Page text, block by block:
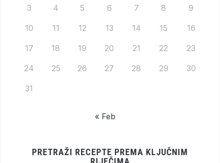
3 4 5 6 7 8 9
10 11 12 13 14 15 16
17 18 19 20 21 22 23
24 25 26 27 28 29 30
31
« Feb
PRETRAŽI RECEPTE PREMA KLJUČNIM